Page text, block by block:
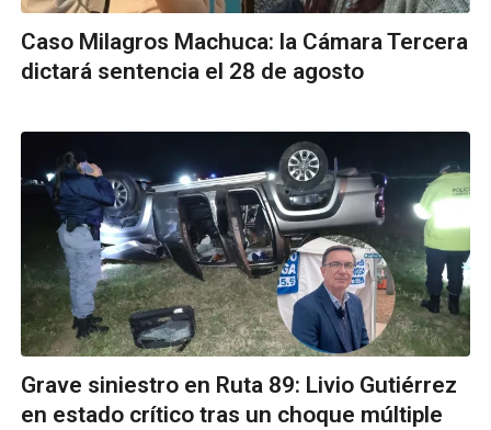
Caso Milagros Machuca: la Cámara Tercera
dictará sentencia el 28 de agosto
Grave siniestro en Ruta 89: Livio Gutiérrez
en estado crítico tras un choque múltiple